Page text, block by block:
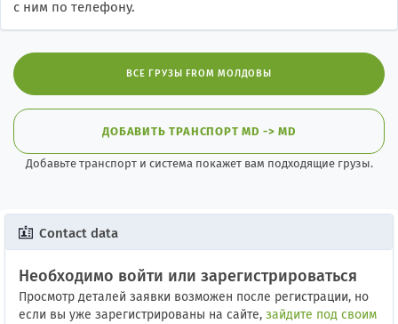
с ним по телефону.
ВСЕ ГРУЗЫ FROM МОЛДОВЫ
ДОБАВИТЬ ТРАНСПОРТ MD -> MD
Добавьте транспорт и система покажет вам подходящие грузы.
Contact data
Необходимо войти или зарегистрироваться
Просмотр деталей заявки возможен после регистрации, но
если вы уже зарегистрированы на сайте, зайдите под своим